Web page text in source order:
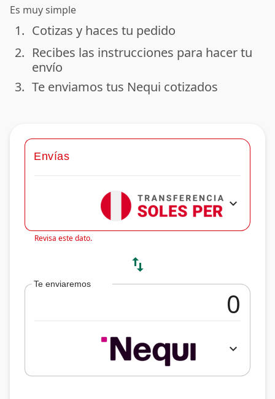
Es muy simple
done
1. Cotizas y haces tu pedido
done
2. Recibes las instrucciones para hacer tu
envío
done
3. Te enviamos tus Nequi cotizados
Envías
expand_more
Revisa este dato.
swap_vert
Te enviaremos
expand_more